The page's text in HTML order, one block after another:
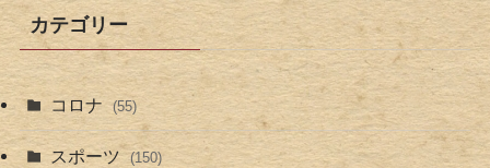
カテゴリー
コロナ (55)
スポーツ (150)